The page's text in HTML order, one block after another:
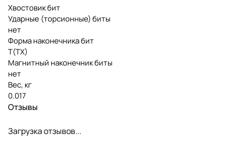
Хвостовик бит
Ударные (торсионные) биты
нет
Форма наконечника бит
T(TX)
Магнитный наконечник биты
нет
Вес, кг
0.017
Отзывы
Загрузка отзывов...